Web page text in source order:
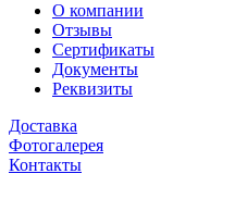
О компании
Отзывы
Сертификаты
Документы
Реквизиты
Доставка
Фотогалерея
Контакты